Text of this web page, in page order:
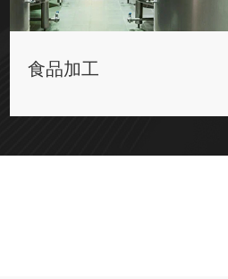
食品加工